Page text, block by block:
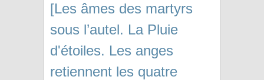
[Les âmes des martyrs
sous l’autel. La Pluie
d'étoiles. Les anges
retiennent les quatre